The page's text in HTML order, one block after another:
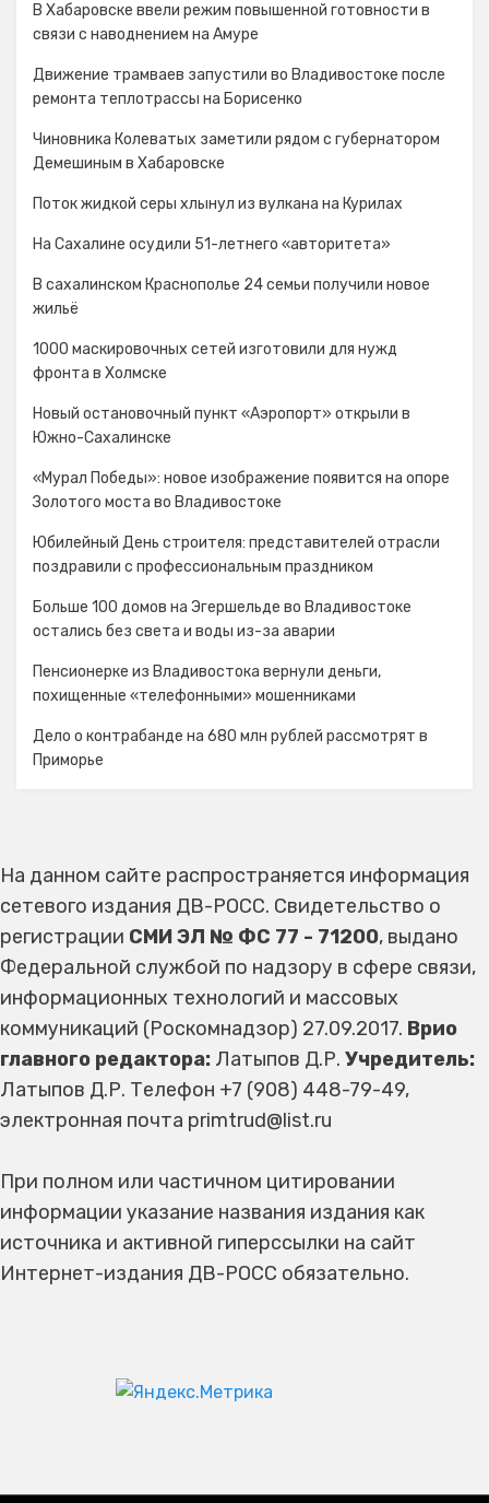
В Хабаровске ввели режим повышенной готовности в
связи с наводнением на Амуре
Движение трамваев запустили во Владивостоке после
ремонта теплотрассы на Борисенко
Чиновника Колеватых заметили рядом с губернатором
Демешиным в Хабаровске
Поток жидкой серы хлынул из вулкана на Курилах
На Сахалине осудили 51-летнего «авторитета»
В сахалинском Краснополье 24 семьи получили новое
жильё
1000 маскировочных сетей изготовили для нужд
фронта в Холмске
Новый остановочный пункт «Аэропорт» открыли в
Южно-Сахалинске
«Мурал Победы»: новое изображение появится на опоре
Золотого моста во Владивостоке
Юбилейный День строителя: представителей отрасли
поздравили с профессиональным праздником
Больше 100 домов на Эгершельде во Владивостоке
остались без света и воды из-за аварии
Пенсионерке из Владивостока вернули деньги,
похищенные «телефонными» мошенниками
Дело о контрабанде на 680 млн рублей рассмотрят в
Приморье
На данном сайте распространяется информация
сетевого издания ДВ-РОСС. Свидетельство о
регистрации СМИ ЭЛ № ФС 77 - 71200, выдано
Федеральной службой по надзору в сфере связи,
информационных технологий и массовых
коммуникаций (Роскомнадзор) 27.09.2017. Врио
главного редактора: Латыпов Д.Р. Учредитель:
Латыпов Д.Р. Телефон +7 (908) 448-79-49,
электронная почта primtrud@list.ru
При полном или частичном цитировании
информации указание названия издания как
источника и активной гиперссылки на сайт
Интернет-издания ДВ-РОСС обязательно.